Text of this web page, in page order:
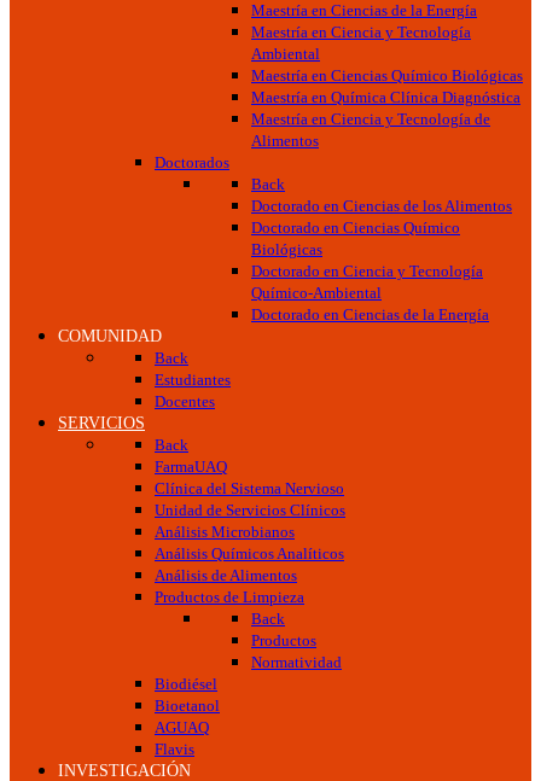
Maestría en Ciencias de la Energía
Maestría en Ciencia y Tecnología
Ambiental
Maestría en Ciencias Químico Biológicas
Maestría en Química Clínica Diagnóstica
Maestría en Ciencia y Tecnología de
Alimentos
Doctorados
Back
Doctorado en Ciencias de los Alimentos
Doctorado en Ciencias Químico
Biológicas
Doctorado en Ciencia y Tecnología
Químico-Ambiental
Doctorado en Ciencias de la Energía
COMUNIDAD
Back
Estudiantes
Docentes
SERVICIOS
Back
FarmaUAQ
Clínica del Sistema Nervioso
Unidad de Servicios Clínicos
Análisis Microbianos
Análisis Químicos Analíticos
Análisis de Alimentos
Productos de Limpieza
Back
Productos
Normatividad
Biodiésel
Bioetanol
AGUAQ
Flavis
INVESTIGACIÓN